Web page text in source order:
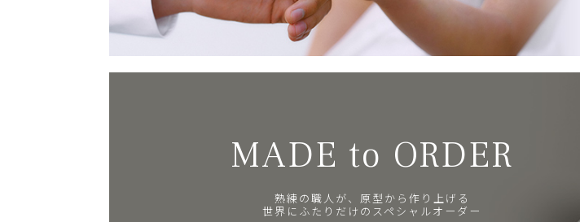
MADE to ORDER
熟練の職人が、原型から作り上げる
世界にふたりだけのスペシャルオーダー